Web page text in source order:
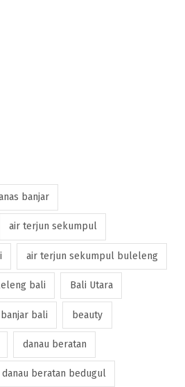
banjar
air terjun sekumpul
air terjun sekumpul buleleng
bali Bali Utara
banjar bali beauty
danau beratan
danau beratan bedugul